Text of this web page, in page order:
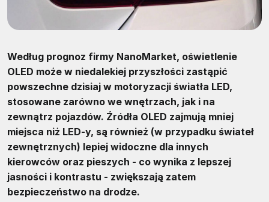
Według prognoz firmy NanoMarket, oświetlenie
OLED może w niedalekiej przyszłości zastąpić
powszechne dzisiaj w motoryzacji światła LED,
stosowane zarówno we wnętrzach, jak i na
zewnątrz pojazdów. Źródła OLED zajmują mniej
miejsca niż LED-y, są również (w przypadku świateł
zewnętrznych) lepiej widoczne dla innych
kierowców oraz pieszych - co wynika z lepszej
jasności i kontrastu - zwiększają zatem
bezpieczeństwo na drodze.